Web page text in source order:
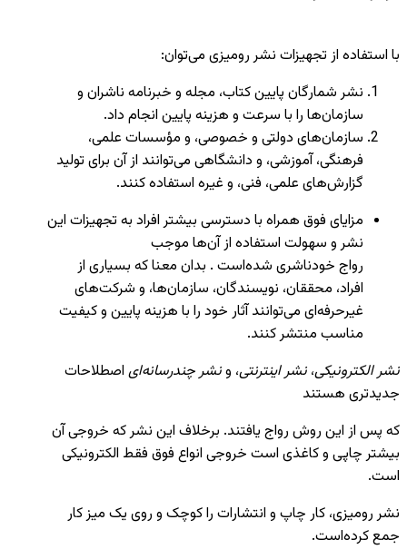
با استفاده از تجهیزات نشر رومیزی می‌توان:
نشر شمارگان پایین کتاب، مجله و خبرنامه ناشران و
سازمان‌ها را با سرعت و هزینه پایین انجام داد.
سازمان‌های دولتی و خصوصی، و مؤسسات علمی،
فرهنگی، آموزشی، و دانشگاهی می‌توانند از آن برای تولید
گزارش‌های علمی، فنی، و غیره استفاده کنند.
مزایای فوق همراه با دسترسی بیشتر افراد به تجهیزات این
نشر و سهولت استفاده از آن‌ها موجب
رواج خودناشری شده‌است . بدان معنا که بسیاری از
افراد، محققان، نویسندگان، سازمان‌ها، و شرکت‌های
غیرحرفه‌ای می‌توانند آثار خود را با هزینه پایین و کیفیت
مناسب منتشر کنند.
نشر الکترونیکی، نشر اینترنتی، ونشر چندرسانه‌ای اصطلاحات
جدیدتری هستند
که پس از این روش رواج یافتند. برخلاف این نشر که خروجی آن
بیشتر چاپی و کاغذی است خروجی انواع فوق فقط الکترونیکی
است.
نشر رومیزی، کار چاپ و انتشارات را کوچک و روی یک میز کار
جمع کرده‌است.